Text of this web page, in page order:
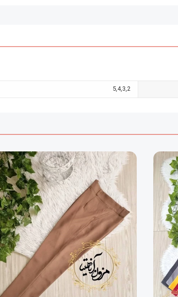
2
,
3
,
4
,
5